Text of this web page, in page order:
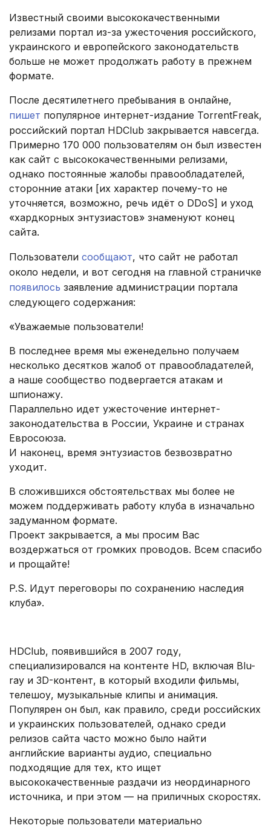
Известный своими высококачественными
релизами портал из-за ужесточения российского,
украинского и европейского законодательств
больше не может продолжать работу в прежнем
формате.
После десятилетнего пребывания в онлайне,
пишет популярное интернет-издание TorrentFreak,
российский портал HDClub закрывается навсегда.
Примерно 170 000 пользователям он был известен
как сайт с высококачественными релизами,
однако постоянные жалобы правообладателей,
сторонние атаки [их характер почему-то не
уточняется, возможно, речь идёт о DDoS] и уход
«хардкорных энтузиастов» знаменуют конец
сайта.
Пользователи сообщают, что сайт не работал
около недели, и вот сегодня на главной страничке
появилось заявление администрации портала
следующего содержания:
«Уважаемые пользователи!
В последнее время мы еженедельно получаем
несколько десятков жалоб от правообладателей,
а наше сообщество подвергается атакам и
шпионажу.
Параллельно идет ужесточение интернет-
законодательства в России, Украине и странах
Евросоюза.
И наконец, время энтузиастов безвозвратно
уходит.
В сложившихся обстоятельствах мы более не
можем поддерживать работу клуба в изначально
задуманном формате.
Проект закрывается, а мы просим Вас
воздержаться от громких проводов. Всем спасибо
и прощайте!
P.S. Идут переговоры по сохранению наследия
клуба».
HDClub, появившийся в 2007 году,
специализировался на контенте HD, включая Blu-
ray и 3D-контент, в который входили фильмы,
телешоу, музыкальные клипы и анимация.
Популярен он был, как правило, среди российских
и украинских пользователей, однако среди
релизов сайта часто можно было найти
английские варианты аудио, специально
подходящие для тех, кто ищет
высококачественные раздачи из неординарного
источника, и при этом — на приличных скоростях.
Некоторые пользователи материально